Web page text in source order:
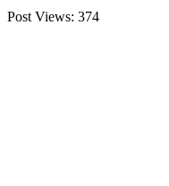
Post Views: 374